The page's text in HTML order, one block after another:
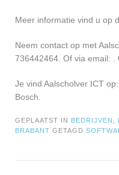
Meer informatie vind u op
Neem contact op met
736442464. Of via email:
Je vind Aalscholver ICT
Bosch.
GEPLAATST IN BEDRIJVEN
BRABANT GETAGD